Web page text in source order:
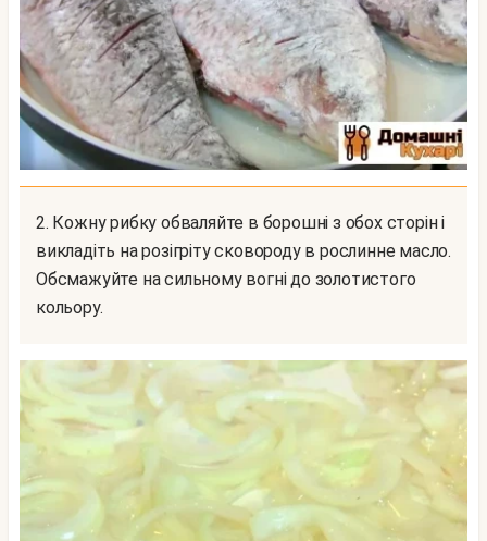
2. Кожну рибку обваляйте в борошні з обох сторін і
викладіть на розігріту сковороду в рослинне масло.
Обсмажуйте на сильному вогні до золотистого
кольору.